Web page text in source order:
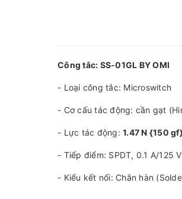
Công tắc: SS-01GL BY OMI
- Loại công tắc: Microswitch
- Cơ cấu tác động: cần gạt
- Lực tác động: 1.47 N {150
- Tiếp điểm: SPDT, 0.1 A/125 V
- Kiểu kết nối: Chân hàn